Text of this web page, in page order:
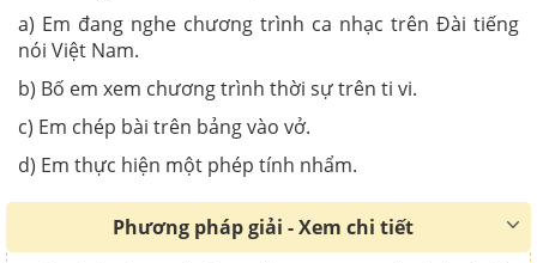
a) Em đang nghe chương trình ca nhạc trên Đài tiếng
nói Việt Nam.
b) Bố em xem chương trình thời sự trên ti vi.
c) Em chép bài trên bảng vào vở.
d) Em thực hiện một phép tính nhẩm.
Phương pháp giải - Xem chi tiết